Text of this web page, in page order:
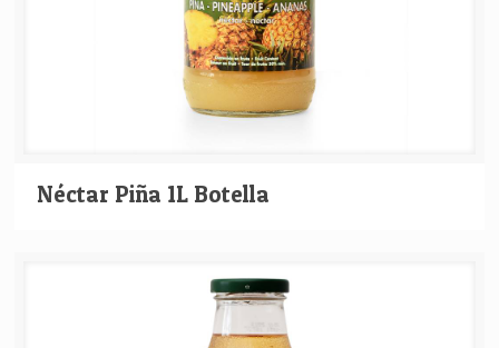
Néctar Piña 1L Botella